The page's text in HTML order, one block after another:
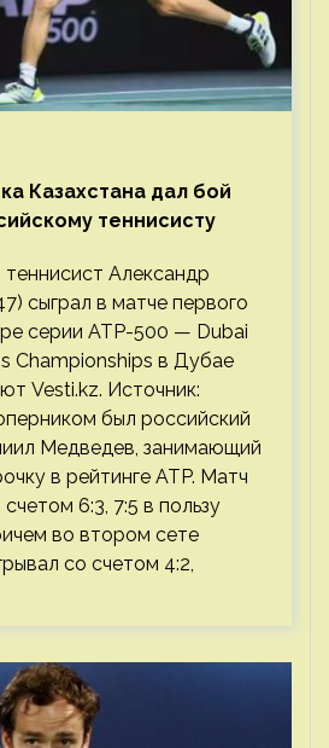
Казахстана дал бой
теннисисту
теннисист Александр
сыграл в матче первого
серии ATP-500 — Dubai
Championships в Дубае
Vesti.kz. Источник:
был российский
Медведев, занимающий
в рейтинге ATP. Матч
6:3, 7:5 в пользу
во втором сете
со счетом 4:2,